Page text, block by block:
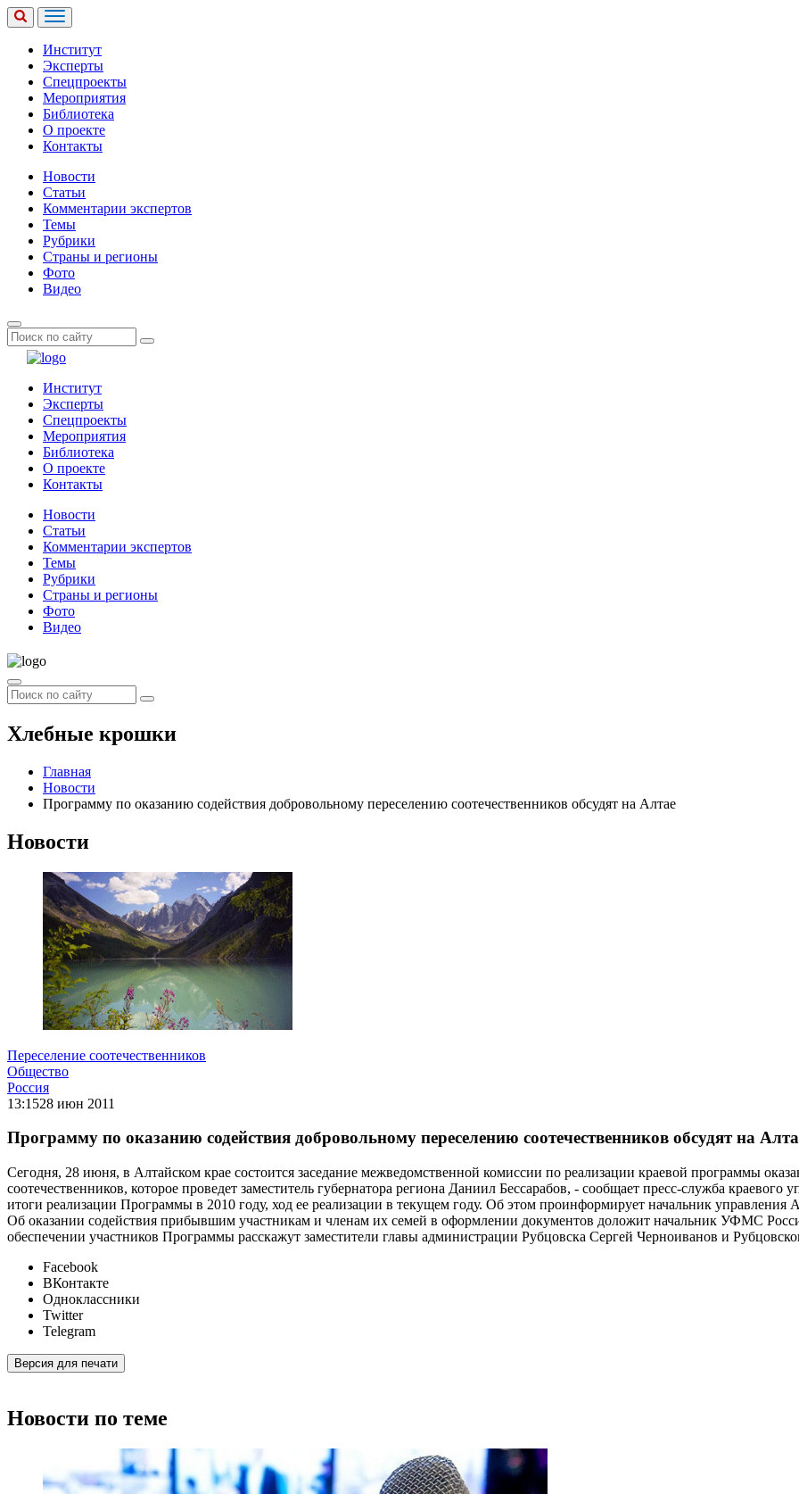
Институт
Эксперты
Спецпроекты
Мероприятия
Библиотека
О проекте
Контакты
Новости
Статьи
Комментарии экспертов
Темы
Рубрики
Страны и регионы
Фото
Видео
Институт
Эксперты
Спецпроекты
Мероприятия
Библиотека
О проекте
Контакты
Новости
Статьи
Комментарии экспертов
Темы
Рубрики
Страны и регионы
Фото
Видео
Хлебные крошки
Главная
Новости
Программу по оказанию содействия добровольному переселению соотечественников обсудят на Алтае
Новости
Переселение соотечественников
Общество
Россия
13:1528 июн 2011
Программу по оказанию содействия добровольному переселению соотечественников обсудят на
Сегодня, 28 июня, в Алтайском крае состоится заседание межведомственной комиссии по реализации краевой программы
соотечественников, которое проведет заместитель губернатора региона Даниил Бессарабов, - сообщает пресс-служба краевого
итоги реализации Программы в 2010 году, ход ее реализации в текущем году. Об этом проинформирует начальник управления
Об оказании содействия прибывшим участникам и членам их семей в оформлении документов доложит начальник УФМС
обеспечении участников Программы расскажут заместители главы администрации Рубцовска Сергей Черноиванов и
Facebook
ВКонтакте
Одноклассники
Twitter
Telegram
Версия для печати
Новости по теме